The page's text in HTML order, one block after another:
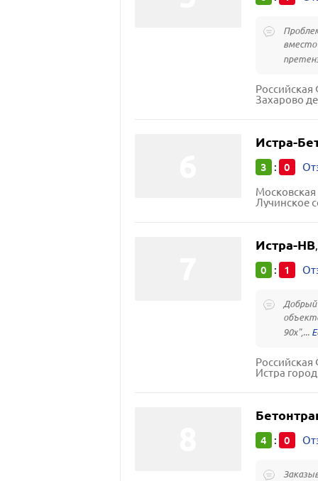
вместо
Захарово
Истра-
3 : 0
Московская
Лучинское
Истра-НВ
0 : 1
Добрый
90х",...
Истра город
4 : 0